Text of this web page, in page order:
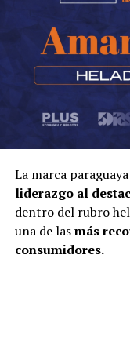
La marca paraguaya
liderazgo al
dentro del rubro
una de lasmás
consumidores.